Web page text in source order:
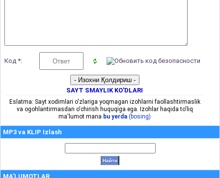
Код *:
SAYT SMAYLIK KO'DLARI
Eslatma: Sayt xodimlari o'zlariga yoqmagan izohlarni faollashtirmaslik
va ogohlantirmasdan o'chirish huquqiga ega. Izohlar haqida to'liq
ma'lumot mana bu yerda (bosing)
MP3 va KLIP Izlash
MA'LUMOTLAR